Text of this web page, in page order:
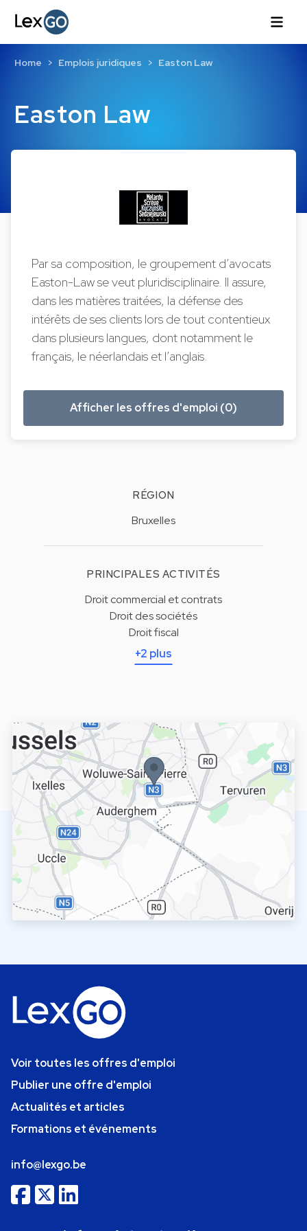
Easton Law
Home Emplois juridiques Easton Law
Par sa composition, le groupement d’avocats
Easton-Law se veut pluridisciplinaire. Il assure,
dans les matières traitées, la défense des
intérêts de ses clients lors de tout contentieux
dans plusieurs langues, dont notamment le
français, le néerlandais et l’anglais.
Afficher les offres d'emploi (0)
RÉGION
Bruxelles
PRINCIPALES ACTIVITÉS
Droit commercial et contrats
Droit des sociétés
Droit fiscal
+2 plus
Voir toutes les offres d'emploi
Publier une offre d'emploi
Actualités et articles
Formations et événements
info@lexgo.be